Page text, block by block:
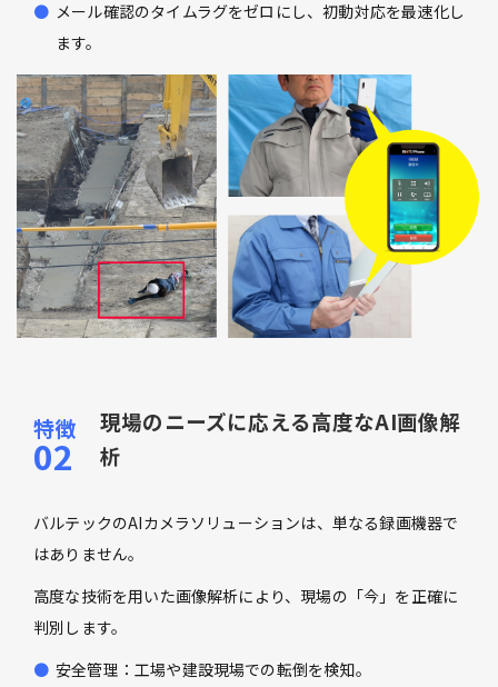
メール確認のタイムラグをゼロにし、初動対応を最速化し
ます。
現場のニーズに応える高度なAI画像解
析
バルテックのAIカメラソリューションは、単なる録画機器で
はありません。
高度な技術を用いた画像解析により、現場の「今」を正確に
判別します。
安全管理：工場や建設現場での転倒を検知。